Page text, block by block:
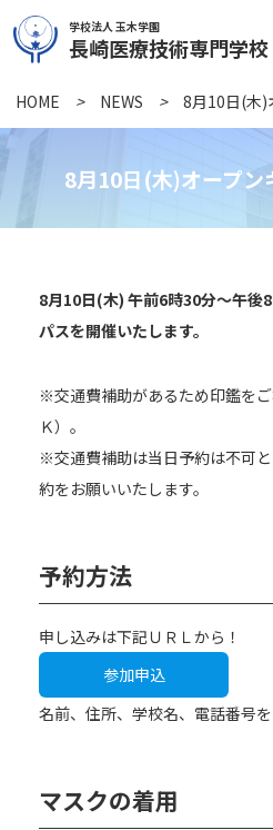
学校法人 玉木学園
長崎医療技術専門学校
8月10日(木)オープン
HOME > NEWS > 8月10日(木)
8月10日(木) 午前6時30分〜午
パスを開催いたします。
※交通費補助があるため印鑑を
Ｋ）。
※交通費補助は当日予約は不可
約をお願いいたします。
予約方法
申し込みは下記ＵＲＬから！
参加申込
名前、住所、学校名、電話番号を
マスクの着用
学校紹介
キャンパスライフ
訪問者別
各種書類